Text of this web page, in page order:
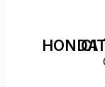
HONDA